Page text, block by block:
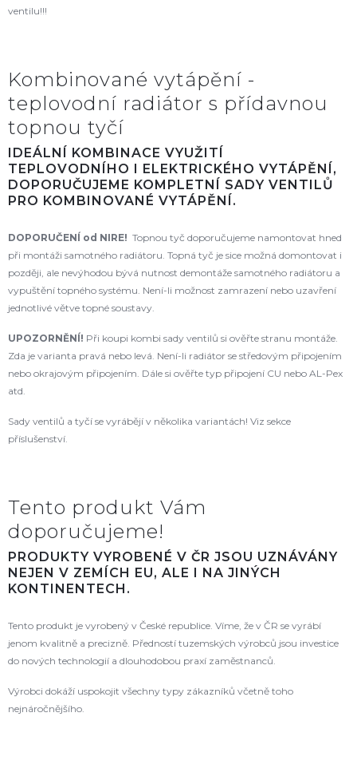
ventilu!!!
Kombinované vytápění -
teplovodní radiátor s přídavnou
topnou tyčí
IDEÁLNÍ KOMBINACE VYUŽITÍ
TEPLOVODNÍHO I ELEKTRICKÉHO VYTÁPĚNÍ,
DOPORUČUJEME KOMPLETNÍ SADY VENTILŮ
PRO KOMBINOVANÉ VYTÁPĚNÍ.
DOPORUČENÍ od NIRE! Topnou tyč doporučujeme namontovat hned
při montáži samotného radiátoru. Topná tyč je sice možná domontovat i
později, ale nevýhodou bývá nutnost demontáže samotného radiátoru a
vypuštění topného systému. Není-li možnost zamrazení nebo uzavření
jednotlivé větve topné soustavy.
UPOZORNĚNÍ! Při koupi kombi sady ventilů si ověřte stranu montáže.
Zda je varianta pravá nebo levá. Není-li radiátor se středovým připojením
nebo okrajovým připojením. Dále si ověřte typ připojení CU nebo AL-Pex
atd.
Sady ventilů a tyčí se vyrábějí v několika variantách! Viz sekce
příslušenství.
Tento produkt Vám
doporučujeme!
PRODUKTY VYROBENÉ V ČR JSOU UZNÁVÁNY
NEJEN V ZEMÍCH EU, ALE I NA JINÝCH
KONTINENTECH.
Tento produkt je vyrobený v České republice. Víme, že v ČR se vyrábí
jenom kvalitně a precizně. Předností tuzemských výrobců jsou investice
do nových technologií a dlouhodobou praxí zaměstnanců.
Výrobci dokáží uspokojit všechny typy zákazníků včetně toho
nejnáročnějšího.